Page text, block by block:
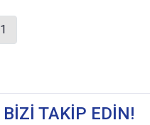
1
BİZİ TAKİP EDİN!